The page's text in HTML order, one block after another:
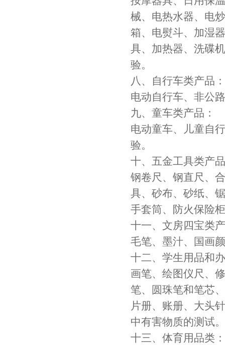
械、电热水器、电
箱、电熨斗、加湿
具、加热器、洗碟
验。
八、自行车类产品：
电动自行车、非公
九、童车类产品：
电动童车、儿童自
验。
十、五金工具类产
钢卷尺、钢直尺、
具、砂布、砂纸、
手套筒、防火保险
十一、文房四宝类
毛笔、墨汁、国画
十二、学生用品和
画笔、绘图仪尺、
笔、圆珠笔和笔芯
片册、账册、大头
中有害物质的测试。
十三、体育用品类：